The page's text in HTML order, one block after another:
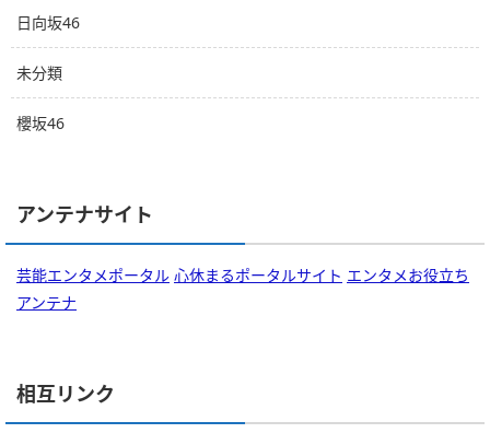
日向坂46
未分類
櫻坂46
アンテナサイト
芸能エンタメポータル 心休まるポータルサイト エンタメお役立ち
アンテナ
相互リンク